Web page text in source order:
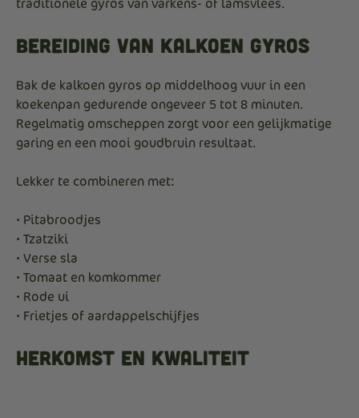
traditionele gyros van varkens- of lamsvlees.
Bereiding van kalkoen gyros
Bak de kalkoen gyros op middelhoog vuur in een
koekenpan gedurende ongeveer 5 tot 8 minuten.
Regelmatig omscheppen zorgt voor een gelijkmatige
garing en een mooi goudbruin resultaat.
Lekker te combineren met:
• Pitabroodjes
• Tzatziki
• Verse sla
• Tomaat en komkommer
• Rode ui
• Frietjes of aardappelschijfjes
Herkomst en kwaliteit